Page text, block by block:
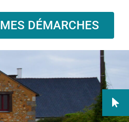
MES DÉMARCHES